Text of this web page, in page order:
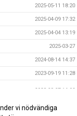
2025-05-11 18:20
2025-04-09 17:32
2025-04-04 13:19
2025-03-27
2024-08-14 14:37
2023-09-19 11:28
2023-08-07 16:00
2023-06-02 09:41
vi nödvändiga